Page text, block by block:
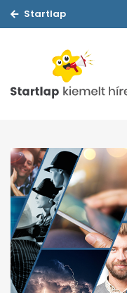
Startlap